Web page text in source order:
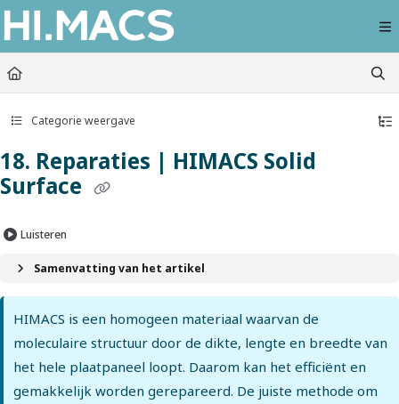
Documentation Index
Fetch the complete documentation index at:
https://himacs-
Use this file to discover all available pages before exploring further.
Categorie weergave
18. Reparaties | HIMACS Solid
Surface
Luisteren
Samenvatting van het artikel
HIMACS is een homogeen materiaal waarvan de
moleculaire structuur door de dikte, lengte en breedte van
het hele plaatpaneel loopt. Daarom kan het efficiënt en
gemakkelijk worden gerepareerd. De juiste methode om